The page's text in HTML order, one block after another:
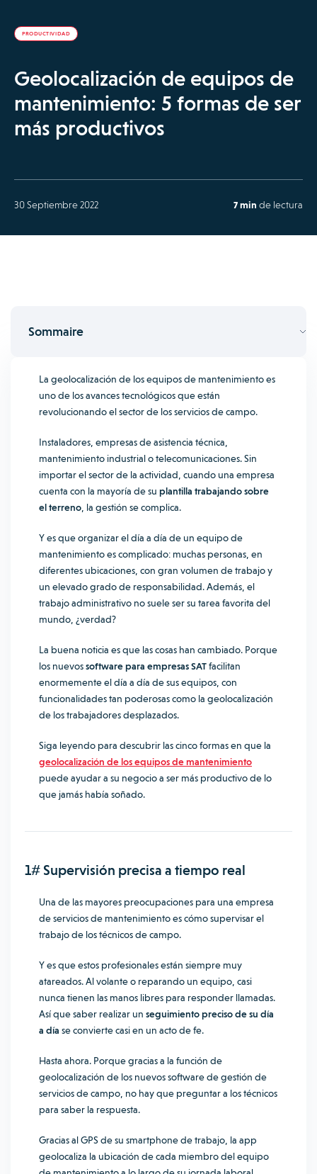
PRODUCTIVIDAD
Geolocalización de equipos de
mantenimiento: 5 formas de ser
más productivos
30 Septiembre 2022 7 min de lectura
Sommaire
La geolocalización de los equipos de mantenimiento es
uno de los avances tecnológicos que están
revolucionando el sector de los servicios de campo.
Instaladores, empresas de asistencia técnica,
mantenimiento industrial o telecomunicaciones. Sin
importar el sector de la actividad, cuando una empresa
cuenta con la mayoría de su plantilla trabajando sobre
el terreno , la gestión se complica.
Y es que organizar el día a día de un equipo de
mantenimiento es complicado: muchas personas, en
diferentes ubicaciones, con gran volumen de trabajo y
un elevado grado de responsabilidad. Además, el
trabajo administrativo no suele ser su tarea favorita del
mundo, ¿verdad?
La buena noticia es que las cosas han cambiado. Porque
los nuevossoftware para empresas SATfacilitan
enormemente el día a día de sus equipos, con
funcionalidades tan poderosas como la geolocalización
de los trabajadores desplazados.
Siga leyendo para descubrir las cinco formas en que la
geolocalización de los equipos de mantenimiento
puede ayudar a su negocio a ser más productivo de lo
que jamás había soñado.
1# Supervisión precisa a tiempo real
Una de las mayores preocupaciones para una empresa
de servicios de mantenimiento es cómo supervisar el
trabajo de los técnicos de campo.
Y es que estos profesionales están siempre muy
atareados. Al volante o reparando un equipo, casi
nunca tienen las manos libres para responder llamadas.
Así que saber realizar un seguimiento preciso de su día
a día se convierte casi en un acto de fe.
Hasta ahora. Porque gracias a la función de
geolocalización de los nuevos software de gestión de
servicios de campo, no hay que preguntar a los técnicos
para saber la respuesta.
Gracias al GPS de su smartphone de trabajo, la app
geolocaliza la ubicación de cada miembro del equipo